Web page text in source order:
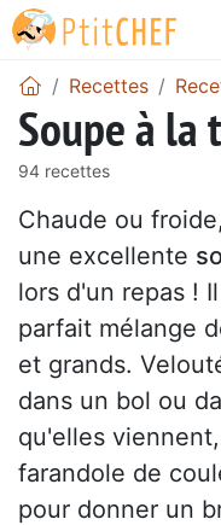
Recettes
Soupe à la
94 recettes
Chaude ou
une excellente
lors d'un repas !
parfait mélange
et grands.
dans un bol ou
qu'elles
farandole de
pour donner un